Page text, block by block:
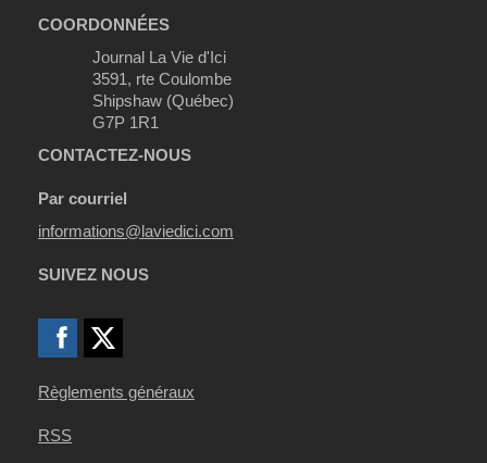
COORDONNÉES
Journal La Vie d'Ici
3591, rte Coulombe
Shipshaw (Québec)
G7P 1R1
CONTACTEZ-NOUS
Par courriel
informations@laviedici.com
SUIVEZ NOUS
Règlements généraux
RSS